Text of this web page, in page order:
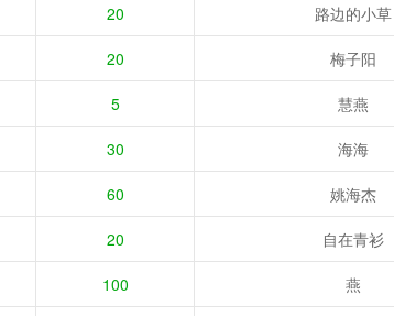
20 路边的小草
20 梅子阳
5 慧燕
30 海海
60 姚海杰
20 自在青衫
100 燕